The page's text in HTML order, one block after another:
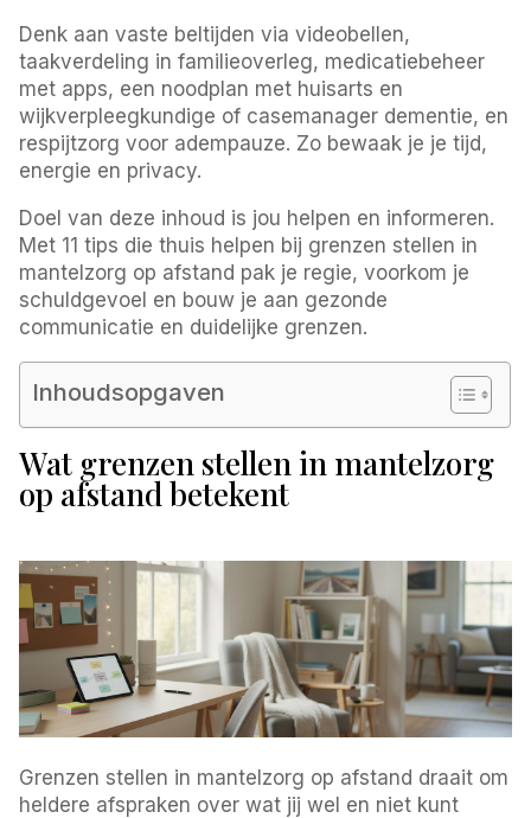
Denk aan vaste beltijden via videobellen,
taakverdeling in familieoverleg, medicatiebeheer
met apps, een noodplan met huisarts en
wijkverpleegkundige of casemanager dementie, en
respijtzorg voor adempauze. Zo bewaak je je tijd,
energie en privacy.
Doel van deze inhoud is jou helpen en informeren.
Met 11 tips die thuis helpen bij grenzen stellen in
mantelzorg op afstand pak je regie, voorkom je
schuldgevoel en bouw je aan gezonde
communicatie en duidelijke grenzen.
Inhoudsopgaven
Wat grenzen stellen in mantelzorg
op afstand betekent
Grenzen stellen in mantelzorg op afstand draait om
heldere afspraken over wat jij wel en niet kunt